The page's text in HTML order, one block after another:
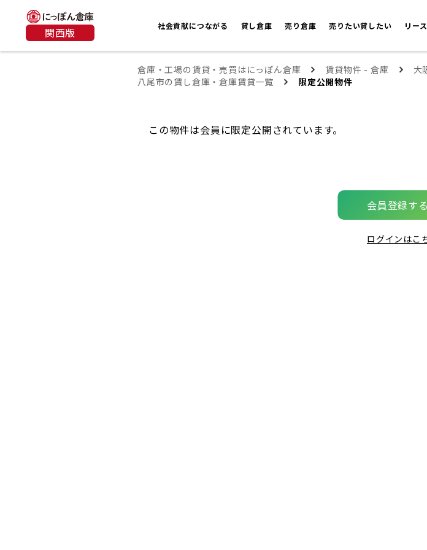
関西版 社会貢献につながる 貸し倉庫 売り倉庫 売りたい貸したい リー
倉庫・工場の賃貸・売買はにっぽん倉庫 賃貸物件 - 倉庫
大
八尾市の賃し倉庫・倉庫賃貸一覧
限定公開物件
この物件は会員に限定公開されています。
会員登録す
ログインはこ